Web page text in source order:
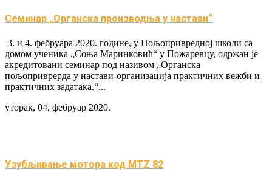
Семинар „Органска производња у настави“
3. и 4. фебруара 2020. године, у Пољопривредној школи са
домом ученика „Соња Маринковић“ у Пожаревцу, одржан је
акредитовани семинар под називом „Органска
пољоприврерда у настави-организација практичних вежби и
практичних задатака.“...
уторак, 04. фебруар 2020.
Узубљивање мотора код MTZ 82